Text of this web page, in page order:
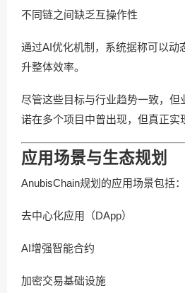
不同链之间缺乏互操作性
通过AI优化机制，系统据称可以动
升整体效率。
尽管这些目标与行业趋势一致，但
诺在多个项目中曾出现，但真正实
应用场景与生态规划
AnubisChain规划的应用场景包括：
去中心化应用（DApp）
AI增强智能合约
加密交易基础设施